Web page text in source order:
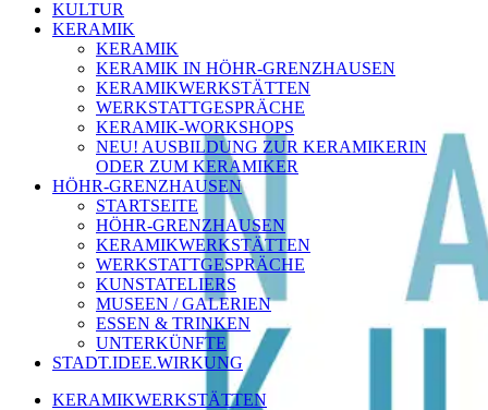
KULTUR
KERAMIK
KERAMIK
KERAMIK IN HÖHR-GRENZHAUSEN
KERAMIKWERKSTÄTTEN
WERKSTATTGESPRÄCHE
KERAMIK-WORKSHOPS
NEU! AUSBILDUNG ZUR KERAMIKERIN
ODER ZUM KERAMIKER
HÖHR-GRENZHAUSEN
STARTSEITE
HÖHR-GRENZHAUSEN
KERAMIKWERKSTÄTTEN
WERKSTATTGESPRÄCHE
KUNSTATELIERS
MUSEEN / GALERIEN
ESSEN & TRINKEN
UNTERKÜNFTE
STADT.IDEE.WIRKUNG
KERAMIKWERKSTÄTTEN